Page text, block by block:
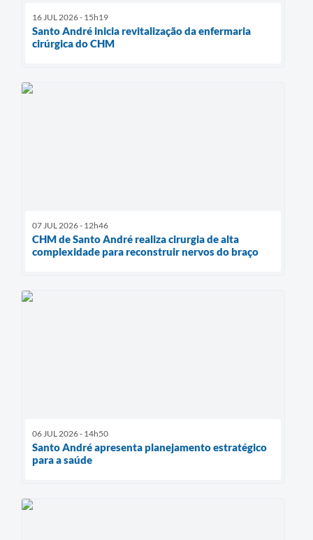
16 JUL 2026 - 15h19
Santo André inicia revitalização da enfermaria
cirúrgica do CHM
07 JUL 2026 - 12h46
CHM de Santo André realiza cirurgia de alta
complexidade para reconstruir nervos do braço
06 JUL 2026 - 14h50
Santo André apresenta planejamento estratégico
para a saúde